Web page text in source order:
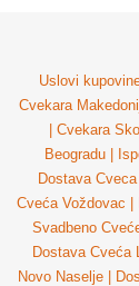
Uslovi
Cvekara
Cvekara
Beogradu
Dostava
Cveća Voždovac
Svadbeno
Dostava Cveća
Novo Naselje